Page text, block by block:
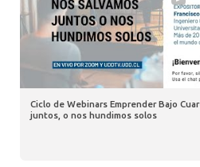
Ciclo de Webinars Emprender Bajo
juntos, o nos hundimos solos